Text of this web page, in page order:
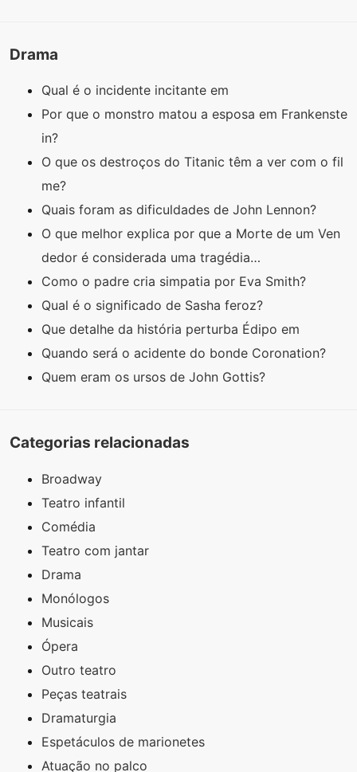
Drama
Qual é o incidente incitante em
Por que o monstro matou a esposa em Frankenste
in?
O que os destroços do Titanic têm a ver com o fil
me?
Quais foram as dificuldades de John Lennon?
O que melhor explica por que a Morte de um Ven
dedor é considerada uma tragédia…
Como o padre cria simpatia por Eva Smith?
Qual é o significado de Sasha feroz?
Que detalhe da história perturba Édipo em
Quando será o acidente do bonde Coronation?
Quem eram os ursos de John Gottis?
Categorias relacionadas
Broadway
Teatro infantil
Comédia
Teatro com jantar
Drama
Monólogos
Musicais
Ópera
Outro teatro
Peças teatrais
Dramaturgia
Espetáculos de marionetes
Atuação no palco